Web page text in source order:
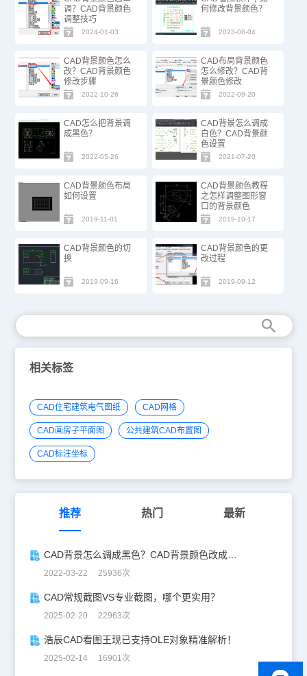
调？CAD背景颜色
调整技巧
2024-01-03
何修改背景颜色？
2023-08-04
CAD背景颜色怎么
改？CAD背景颜色
修改步骤
2022-10-26
CAD布局背景颜色
怎么修改？CAD背
景颜色修改
2022-09-20
CAD怎么把背景调
成黑色？
2022-05-26
CAD背景怎么调成
白色？CAD背景颜
色设置
2021-07-20
CAD背景颜色布局
如何设置
2019-11-01
CAD背景颜色教程
之怎样调整图形窗
口的背景颜色
2019-10-17
CAD背景颜色的切
换
2019-09-16
CAD背景颜色的更
改过程
2019-09-12
相关标签
CAD住宅建筑电气图纸 CAD网格
CAD画房子平面图 公共建筑CAD布置图
CAD标注坐标
推荐 热门 最新
CAD背景怎么调成黑色？CAD背景颜色改成黑色教程
2022-03-22 25936次
CAD常规截图VS专业截图，哪个更实用？
2025-02-20 22963次
浩辰CAD看图王现已支持OLE对象精准解析！
2025-02-14 16901次